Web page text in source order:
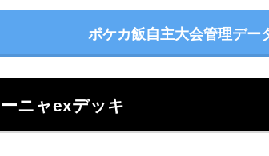
ポケカ飯自主大会管理デー
ニャexデッキ